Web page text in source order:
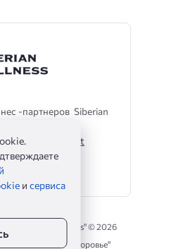
-партнеров Siberian
-@sibwaleo_bot
"Siberian Wellness" ©2026
"Сибирское Здоровье"
исервиса